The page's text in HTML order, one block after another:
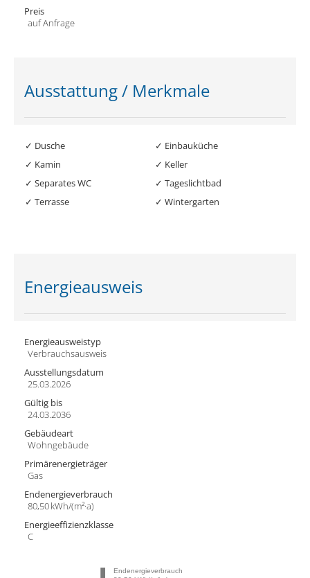
Preis
auf Anfrage
Ausstattung / Merkmale
✓ Dusche
✓ Einbauküche
✓ Kamin
✓ Keller
✓ Separates WC
✓ Tageslichtbad
✓ Terrasse
✓ Wintergarten
Energieausweis
Energieausweistyp
Verbrauchs­ausweis
Ausstellungsdatum
25.03.2026
Gültig bis
24.03.2036
Gebäudeart
Wohngebäude
Primärenergieträger
Gas
Endenergie­verbrauch
80,50 kWh/(m²·a)
Energie­effizienz­klasse
C
Endenergieverbrauch